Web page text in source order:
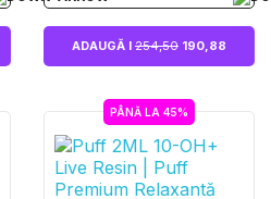
ADAUGĂ I 254,50 190,88
PÂNĂ LA 45%